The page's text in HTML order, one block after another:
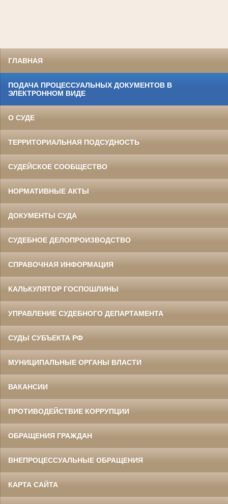
ГЛАВНАЯ
ПОДАЧА ПРОЦЕССУАЛЬНЫХ ДОКУМЕНТОВ В
ЭЛЕКТРОННОМ ВИДЕ
О СУДЕ
ТЕРРИТОРИАЛЬНАЯ ПОДСУДНОСТЬ
СУДЕЙСКОЕ СООБЩЕСТВО
НОРМАТИВНЫЕ АКТЫ
ДОКУМЕНТЫ СУДА
СУДЕБНОЕ ДЕЛОПРОИЗВОДСТВО
СПРАВОЧНАЯ ИНФОРМАЦИЯ
КАЛЬКУЛЯТОР ГОСПОШЛИНЫ
УПРАВЛЕНИЕ СУДЕБНОГО ДЕПАРТАМЕНТА
СУДЫ СУБЪЕКТА РФ
МУНИЦИПАЛЬНЫЕ ОРГАНЫ ВЛАСТИ
ВАКАНСИИ
ПРОТИВОДЕЙСТВИЕ КОРРУПЦИИ
ОБРАЩЕНИЯ ГРАЖДАН
ВНЕПРОЦЕССУАЛЬНЫЕ ОБРАЩЕНИЯ
КАРТА САЙТА